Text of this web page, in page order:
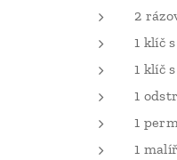
2
1 klíč
1 klíč
1
1
1